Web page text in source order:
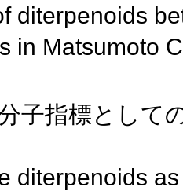
diterpenoids
in Matsumoto
子指標として
diterpenoids